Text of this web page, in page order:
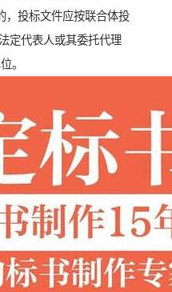
，投标文件应按联合体投
定代表人或其委托代理
。